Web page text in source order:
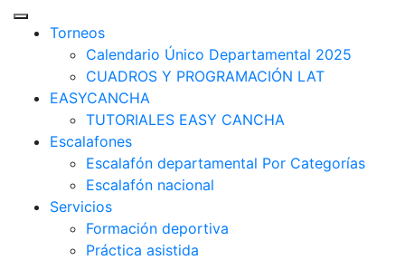
Torneos
Calendario Único Departamental 2025
CUADROS Y PROGRAMACIÓN LAT
EASYCANCHA
TUTORIALES EASY CANCHA
Escalafones
Escalafón departamental Por Categorías
Escalafón nacional
Servicios
Formación deportiva
Práctica asistida